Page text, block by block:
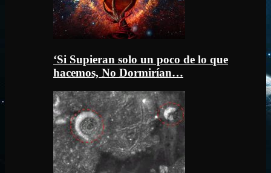
‘Si Supieran solo un poco de lo que
hacemos, No Dormirían…